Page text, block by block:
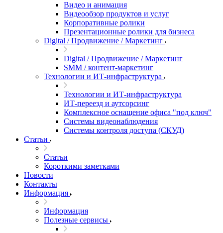
Видео и анимация
Видеообзор продуктов и услуг
Корпоративные ролики
Презентационные ролики для бизнеса
Digital / Продвижение / Маркетинг
Digital / Продвижение / Маркетинг
SMM / контент-маркетинг
Технологии и ИТ-инфраструктура
Технологии и ИТ-инфраструктура
ИТ-переезд и аутсорсинг
Комплексное оснащение офиса "под ключ"
Системы видеонаблюдения
Системы контроля доступа (СКУД)
Статьи
Статьи
Короткими заметками
Новости
Контакты
Информация
Информация
Полезные сервисы